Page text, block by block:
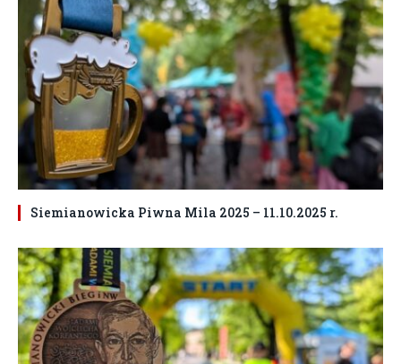
Siemianowicka Piwna Mila 2025 – 11.10.2025 r.